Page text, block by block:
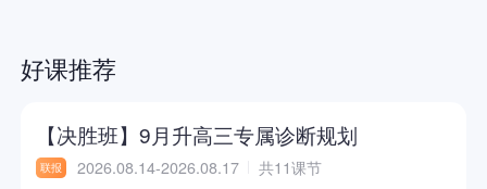
好课推荐
【决胜班】9月升高三专属诊断规划
联报 2026.08.14-2026.08.17 共11课节